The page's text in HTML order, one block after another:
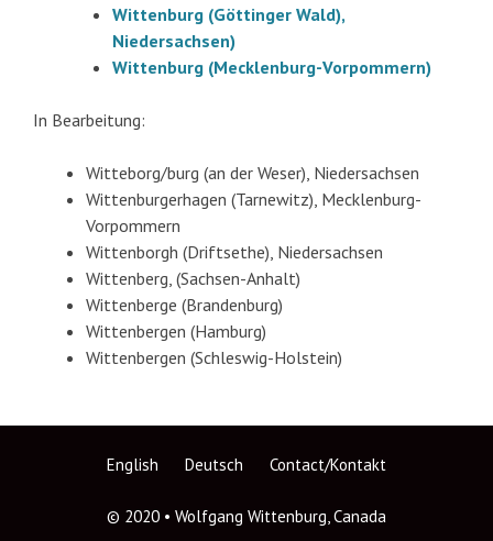
Wittenburg (Göttinger Wald),
Niedersachsen)
Wittenburg (Mecklenburg-Vorpommern)
In Bearbeitung:
Witteborg/burg (an der Weser), Niedersachsen
Wittenburgerhagen (Tarnewitz), Mecklenburg-
Vorpommern
Wittenborgh (Driftsethe), Niedersachsen
Wittenberg, (Sachsen-Anhalt)
Wittenberge (Brandenburg)
Wittenbergen (Hamburg)
Wittenbergen (Schleswig-Holstein)
English Deutsch Contact/Kontakt
© 2020 • Wolfgang Wittenburg, Canada